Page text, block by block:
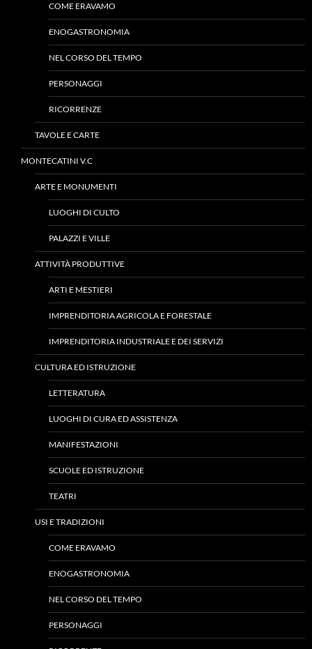
COME ERAVAMO
ENOGASTRONOMIA
NEL CORSO DEL TEMPO
PERSONAGGI
RICORRENZE
TAVOLE E CARTE
MONTECATINI V.C
ARTE E MONUMENTI
LUOGHI DI CULTO
PALAZZI E VILLE
ATTIVITÀ PRODUTTIVE
ARTI E MESTIERI
IMPRENDITORIA AGRICOLA E FORESTALE
IMPRENDITORIA INDUSTRIALE E DEI SERVIZI
CULTURA ED ISTRUZIONE
LETTERATURA
LUOGHI DI CURA ED ASSISTENZA
MANIFESTAZIONI
SCUOLE ED ISTRUZIONE
TEATRI
USI E TRADIZIONI
COME ERAVAMO
ENOGASTRONOMIA
NEL CORSO DEL TEMPO
PERSONAGGI